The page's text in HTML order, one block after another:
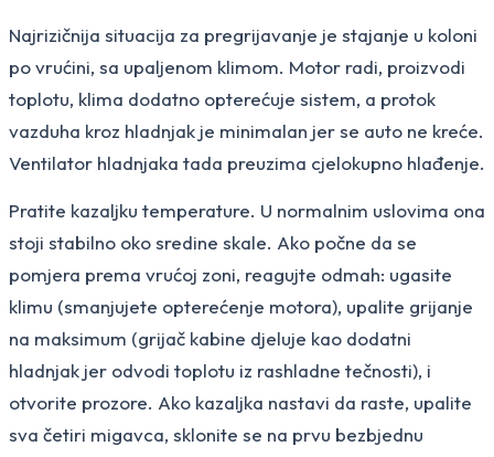
Najrizičnija situacija za pregrijavanje je stajanje u koloni
po vrućini, sa upaljenom klimom. Motor radi, proizvodi
toplotu, klima dodatno opterećuje sistem, a protok
vazduha kroz hladnjak je minimalan jer se auto ne kreće.
Ventilator hladnjaka tada preuzima cjelokupno hlađenje.
Pratite kazaljku temperature. U normalnim uslovima ona
stoji stabilno oko sredine skale. Ako počne da se
pomjera prema vrućoj zoni, reagujte odmah: ugasite
klimu (smanjujete opterećenje motora), upalite grijanje
na maksimum (grijač kabine djeluje kao dodatni
hladnjak jer odvodi toplotu iz rashladne tečnosti), i
otvorite prozore. Ako kazaljka nastavi da raste, upalite
sva četiri migavca, sklonite se na prvu bezbjednu